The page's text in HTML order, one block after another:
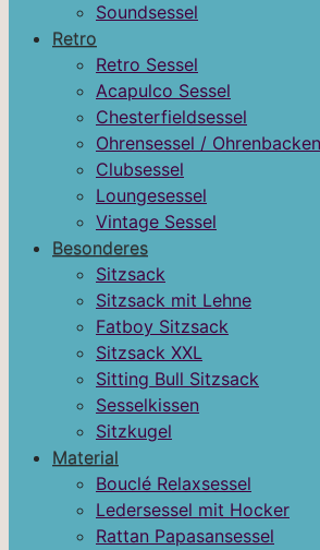
Soundsessel
Retro
Retro Sessel
Acapulco Sessel
Chesterfieldsessel
Ohrensessel /
Clubsessel
Loungesessel
Vintage Sessel
Besonderes
Sitzsack
Sitzsack mit Lehne
Fatboy Sitzsack
Sitzsack XXL
Sitting Bull Sitzsack
Sesselkissen
Sitzkugel
Material
Bouclé Relaxsessel
Ledersessel mit Hocker
Rattan Papasansessel